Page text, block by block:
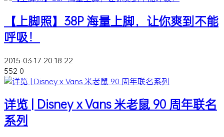
【上脚照】38P 海量上脚，让你爽到不能
呼吸！
2015-03-17 20:18:22
552 0
详览 | Disney x Vans 米老鼠 90 周年联名
系列